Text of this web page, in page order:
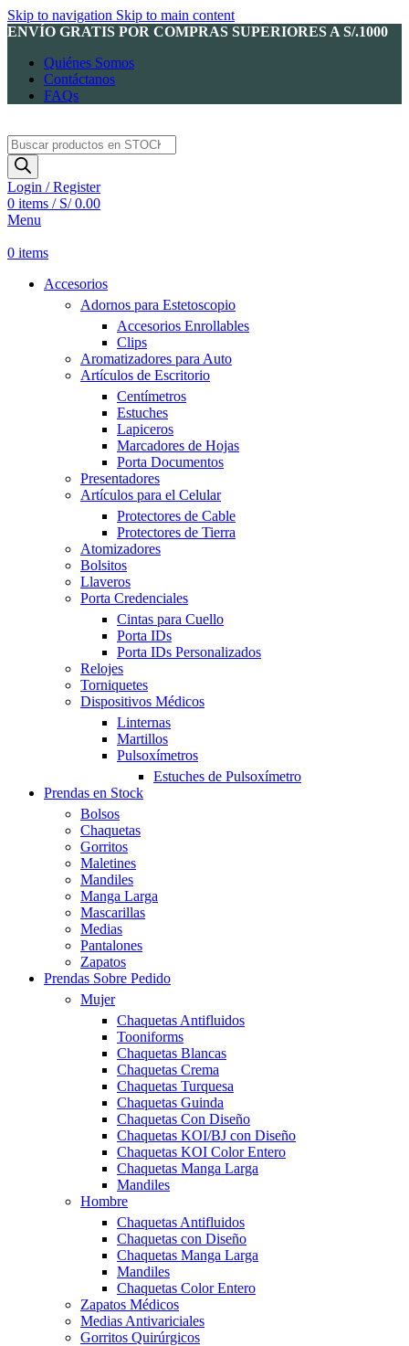
Skip to navigation Skip to main content
ENVÍO GRATIS POR COMPRAS SUPERIORES A S/.1000
Quiénes Somos
Contáctanos
FAQs
Products
search
Login / Register
0 items / S/0.00
Menu
0 items
Accesorios
Adornos para Estetoscopio
Accesorios Enrollables
Clips
Aromatizadores para Auto
Artículos de Escritorio
Centímetros
Estuches
Lapiceros
Marcadores de Hojas
Porta Documentos
Presentadores
Artículos para el Celular
Protectores de Cable
Protectores de Tierra
Atomizadores
Bolsitos
Llaveros
Porta Credenciales
Cintas para Cuello
Porta IDs
Porta IDs Personalizados
Relojes
Torniquetes
Dispositivos Médicos
Linternas
Martillos
Pulsoxímetros
Estuches de Pulsoxímetro
Prendas en Stock
Bolsos
Chaquetas
Gorritos
Maletines
Mandiles
Manga Larga
Mascarillas
Medias
Pantalones
Zapatos
Prendas Sobre Pedido
Mujer
Chaquetas Antifluidos
Tooniforms
Chaquetas Blancas
Chaquetas Crema
Chaquetas Turquesa
Chaquetas Guinda
Chaquetas Con Diseño
Chaquetas KOI/BJ con Diseño
Chaquetas KOI Color Entero
Chaquetas Manga Larga
Mandiles
Hombre
Chaquetas Antifluidos
Chaquetas con Diseño
Chaquetas Manga Larga
Mandiles
Chaquetas Color Entero
Zapatos Médicos
Medias Antivariciales
Gorritos Quirúrgicos